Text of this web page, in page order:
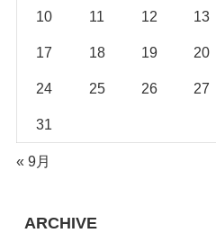
10 11 12 13
17 18 19 20
24 25 26 27
31
« 9月
ARCHIVE